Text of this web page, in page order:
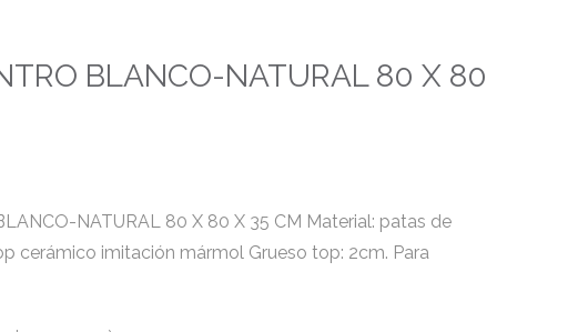
BLANCO-NATURAL 80 X 80
NATURAL 80 X 80 X 35 CM Material: patas de
cerámico imitación mármol Grueso top: 2cm. Para